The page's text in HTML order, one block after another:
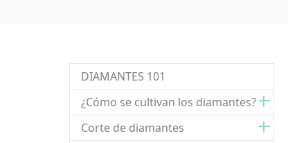
DIAMANTES 101
¿Cómo se cultivan los diamantes?
Corte de diamantes